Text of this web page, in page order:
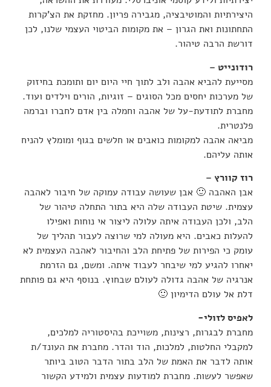
היצירתיות והמוטיבציה, מגבירה פריון. מחזקת את הצ’קרות
התחתונות ואת הגרון – את מקומות הביטוי העצמי שלנו, לכן
דורשת הרבה טיהור.
רודונייט –
מסייעת להביא אהבה ולב לתוך חיי היום יום ותומכת בחיזוק
של מערכות יחסים מכל הסוגים – זוגיות, הורים וילדים ועוד.
מחברת לתודעת-על של אהבה וחמלה בין אדם לחברו וברמה
פלנטרית.
מביאה אהבה למקומות כואבים או חלשים בגוף ומומלץ להניח
אותה עליהם.
רוז קוורץ –
אבן האהבה 🙂 אבן שעושה עבודה עמוקה של חיבור לאהבה
עצמית. שיטת העבודה שלה היא בתור התחלה טיהור של
הלב, ולכן העבודה איתה עלולה ליצור אי נוחות ואפילו
להעלות כאבים. היא מעולה למי שרוצה לעבור תהליך של
עומק כי הפירות של פתיחת הלב והחיבור לאהבה העצמית לא
יאחרו להגיע למי שיבחר לעבוד איתה. ומשם, גם הזרמת
אנרגיה של אהבה גדולה לעולם שבחוץ. בנוסף היא גם פותחת
דלת אל עולם הדימיון 🙂
לאפיס לזולי-
מחברת לבגרות, רצינות, משוייכת בהיסטוריה למלכים,
למקבלי החלטות, למלכות, הוד והדר. מחברת את העונד/ת
אותה לדבר את האמת של הלב בתור הדבר הטוב ביותר
שאפשר לעשות. מחברת למודעות עצמית ולמידע הקשור